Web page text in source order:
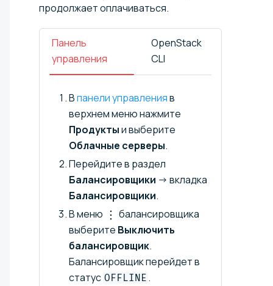
продолжает оплачиваться.
Панель
управления
OpenStack
CLI
Впанели управленияв
верхнем меню нажмите
Продуктыи выберите
Облачные серверы.
Перейдите в раздел
Балансировщики → вкладка
Балансировщики.
В меню
балансировщика
выберите Выключить
балансировщик.
Балансировщик перейдет в
статус OFFLINE .